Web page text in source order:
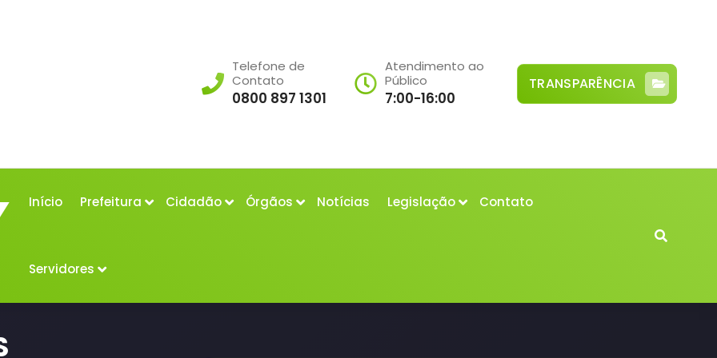
Telefone de
Contato
0800 897 1301
Atendimento ao
Público
7:00-16:00
TRANSPARÊNCIA
Início Prefeitura Cidadão Órgãos Notícias Legislação Contato
Servidores